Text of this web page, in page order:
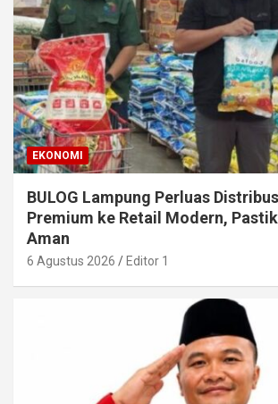
EKONOMI
BULOG Lampung Perluas
Premium ke Retail Modern,
Aman
6 Agustus 2026 Editor 1